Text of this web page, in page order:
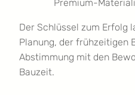
Premium-
Der Schlüssel zum Erfolg
Planung, der frühzeitigen
Abstimmung mit den
Bauzeit.